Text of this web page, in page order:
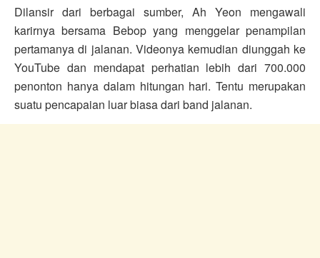
Dilansir dari berbagai sumber, Ah Yeon mengawali
karirnya bersama Bebop yang menggelar penampilan
pertamanya di jalanan. Videonya kemudian diunggah ke
YouTube dan mendapat perhatian lebih dari 700.000
penonton hanya dalam hitungan hari. Tentu merupakan
suatu pencapaian luar biasa dari band jalanan.